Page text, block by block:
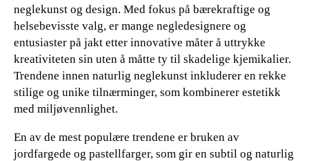
neglekunst og design. Med fokus på bærekraftige og
helsebevisste valg, er mange negledesignere og
entusiaster på jakt etter innovative måter å uttrykke
kreativiteten sin uten å måtte ty til skadelige kjemikalier.
Trendene innen naturlig neglekunst inkluderer en rekke
stilige og unike tilnærminger, som kombinerer estetikk
med miljøvennlighet.
En av de mest populære trendene er bruken av
jordfargede og pastellfarger, som gir en subtil og naturlig